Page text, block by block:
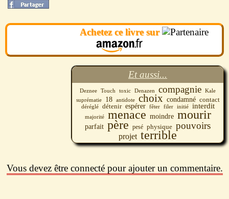
Achetez ce livre sur
Et aussi...
Deznee Touch toxic Denazen compagnie Kale
suprématie 18 antidote choix condamné contact
déréglé détenir espérer fêter filer initié interdit
majorité menace moindre mourir
parfait père pesé physique pouvoirs
projet terrible
Vous devez être connecté pour ajouter un commentaire.